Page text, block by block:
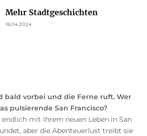
Mehr Stadtgeschichten
16.04.2024
bald vorbei und die Ferne ruft. Wer
pulsierende San Francisco?
mit ihrem neuen Leben in San
aber die Abenteuerlust treibt sie